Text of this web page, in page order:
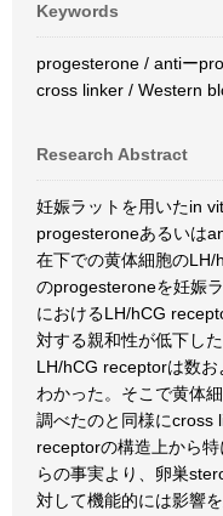
Keywords
progesterone / antiー
cross linker / Western
Research Abstract
妊娠ラットを用いたin
progesteroneあるいは
在下での黄体細胞の
のprogesteroneを妊娠
におけるLH/hCG
対する親和性が低下し
LH/hCG receptorは数
わかった。そこで黄体
調べたのと同様にcross
receptorの構造上から
らの事実より、卵巣
対して機能的には影響